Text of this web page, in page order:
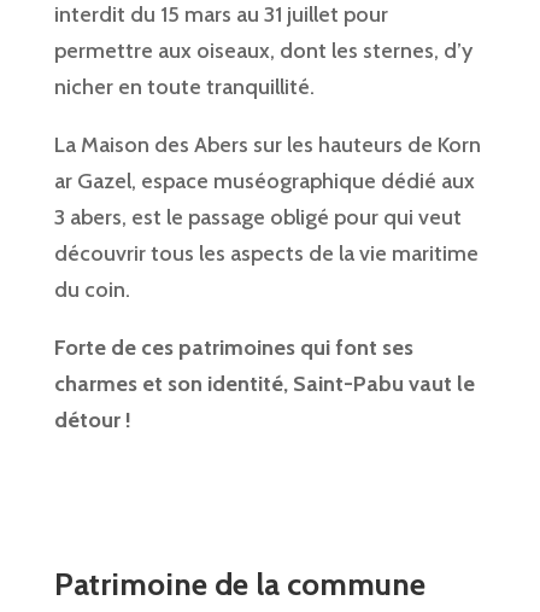
interdit du 15 mars au 31 juillet pour
permettre aux oiseaux, dont les sternes, d’y
nicher en toute tranquillité.
La Maison des Abers sur les hauteurs de Korn
ar Gazel, espace muséographique dédié aux
3 abers, est le passage obligé pour qui veut
découvrir tous les aspects de la vie maritime
du coin.
Forte de ces patrimoines qui font ses
charmes et son identité, Saint-Pabu vaut le
détour !
Patrimoine de la commune